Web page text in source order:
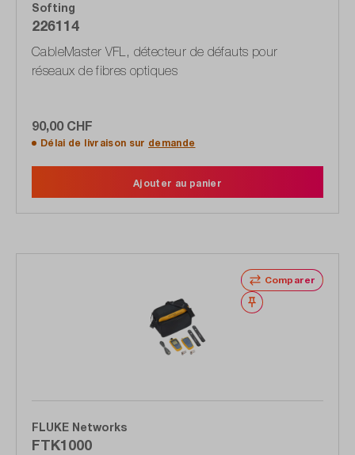
Softing
226114
CableMaster VFL, détecteur de défauts pour
réseaux de fibres optiques
90,00 CHF
Délai de livraison sur demande
Ajouter au panier
Comparer
Noter
FLUKE Networks
FTK1000